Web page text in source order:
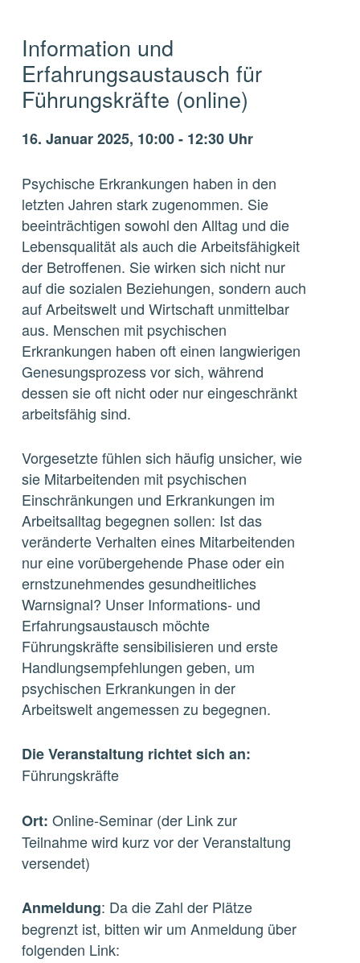
Information und
Erfahrungsaustausch für
Führungskräfte (online)
16. Januar 2025, 10:00 - 12:30 Uhr
Psychische Erkrankungen haben in den
letzten Jahren stark zugenommen. Sie
beeinträchtigen sowohl den Alltag und die
Lebensqualität als auch die Arbeitsfähigkeit
der Betroffenen. Sie wirken sich nicht nur
auf die sozialen Beziehungen, sondern auch
auf Arbeitswelt und Wirtschaft unmittelbar
aus. Menschen mit psychischen
Erkrankungen haben oft einen langwierigen
Genesungsprozess vor sich, während
dessen sie oft nicht oder nur eingeschränkt
arbeitsfähig sind.
Vorgesetzte fühlen sich häufig unsicher, wie
sie Mitarbeitenden mit psychischen
Einschränkungen und Erkrankungen im
Arbeitsalltag begegnen sollen: Ist das
veränderte Verhalten eines Mitarbeitenden
nur eine vorübergehende Phase oder ein
ernstzunehmendes gesundheitliches
Warnsignal? Unser Informations- und
Erfahrungsaustausch möchte
Führungskräfte sensibilisieren und erste
Handlungsempfehlungen geben, um
psychischen Erkrankungen in der
Arbeitswelt angemessen zu begegnen.
Die Veranstaltung richtet sich an:
Führungskräfte
Ort: Online-Seminar (der Link zur
Teilnahme wird kurz vor der Veranstaltung
versendet)
Anmeldung: Da die Zahl der Plätze
begrenzt ist, bitten wir um Anmeldung über
folgenden Link: